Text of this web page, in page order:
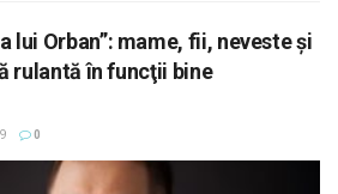
lui Orban”: mame, fii, neveste și
rulantă în funcţii bine
0